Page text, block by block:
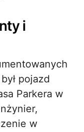
i
pojazd
Parkera w
w